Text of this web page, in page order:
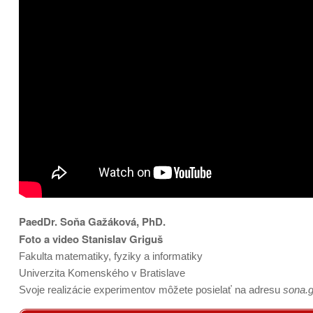
PaedDr. Soňa Gažáková, PhD.
Foto a video Stanislav Griguš
Fakulta matematiky, fyziky a informatiky
Univerzita Komenského v Bratislave
Svoje realizácie experimentov môžete posielať na adresu